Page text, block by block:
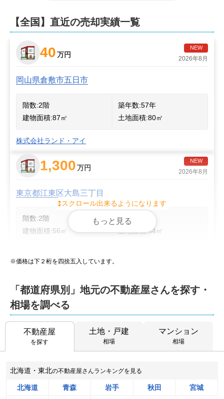
【全国】直近の売却実績一覧
NEW
40万円 2026年8月
岡山県倉敷市五日市
階数:2階 築年数:57年
建物面積:87㎡ 土地面積:80㎡
株式会社ランド・アイ
NEW
1,300万円 2026年8月
東京都江東区大島三丁目
階数:2階 築年数:
49年
建物面積:56㎡ 土地面積:44㎡
2026年8月
岩手県宮古市佐原三丁目
状態:古家あり 土地面積: 178㎡
2,100 2026年8月
スクロール出来るようになります
もっと見る
※価格は下２桁を四捨五入しています。
「都道府県別」地元の不動産屋さんを探す・
相場を調べる
不動産屋
を探す
土地・戸建
相場
マンション
相場
北海道・東北の不動産屋さんランキングを見る
北海道 青森 岩手 秋田 宮城